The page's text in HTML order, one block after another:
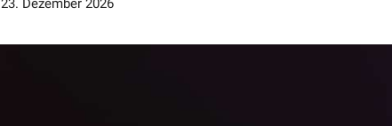
23. Dezember 2026